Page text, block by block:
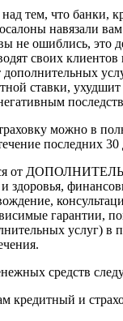
тем, что банки,
навязали
не ошиблись, это
своих клиентов
дополнительных
ставки,
можно в
последних 30
от
здоровья,
гарантии,
услуг) в
средств
кредитный и